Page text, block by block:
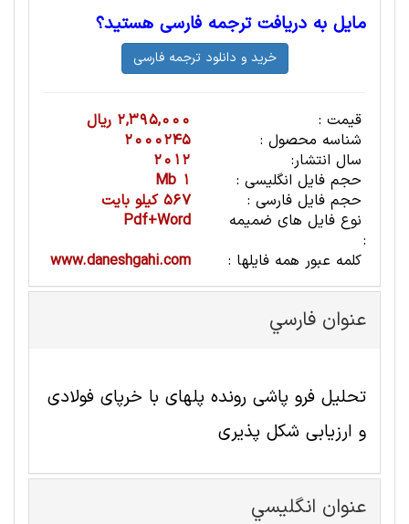
مایل به دریافت ترجمه فارسی هستید؟
قیمت :
2,395,000 ریال
شناسه محصول :
2000245
سال انتشار:
2012
حجم فایل انگلیسی :
1 Mb
حجم فایل فارسی :
567 کیلو بایت
نوع فایل های ضمیمه
:
Pdf+Word
کلمه عبور همه فایلها :
www.daneshgahi.com
عنوان فارسي
تحلیل فرو پاشی رونده پلهای با خرپای فولادی
و ارزیابی شکل پذیری
عنوان انگليسي